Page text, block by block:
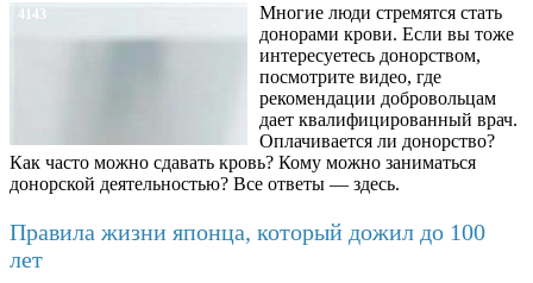
4143
Многие люди стремятся стать
донорами крови. Если вы тоже
интересуетесь донорством,
посмотрите видео, где
рекомендации добровольцам
дает квалифицированный врач.
Оплачивается ли донорство?
Как часто можно сдавать кровь? Кому можно заниматься
донорской деятельностью? Все ответы — здесь.
Правила жизни японца, который дожил до 100
лет